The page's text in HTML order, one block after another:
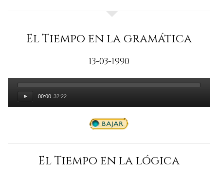
El Tiempo en la gramática
13-03-1990
00:00 32:22
El Tiempo en la lógica